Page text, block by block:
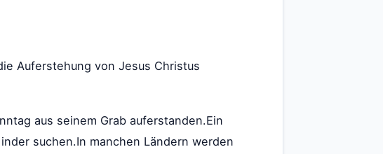
Auferstehung von Jesus Christus
aus seinem Grab auferstanden.Ein
suchen.In manchen Ländern werden